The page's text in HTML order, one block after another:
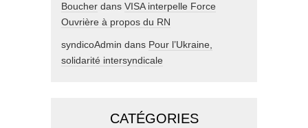
Boucher dans VISA interpelle Force
Ouvrière à propos du RN
syndicoAdmin dans Pour l’Ukraine,
solidarité intersyndicale
CATÉGORIES